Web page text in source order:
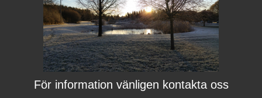
För information vänligen kontakta oss